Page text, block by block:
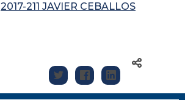
2017-211 JAVIER CEBALLOS